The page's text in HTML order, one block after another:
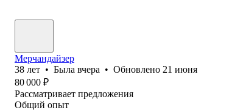
Мерчандайзер
38 лет • Была вчера • Обновлено 21 июня
80 000 ₽
Рассматривает предложения
Общий опыт